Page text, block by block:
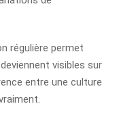
régulière permet
visibles sur
entre une culture